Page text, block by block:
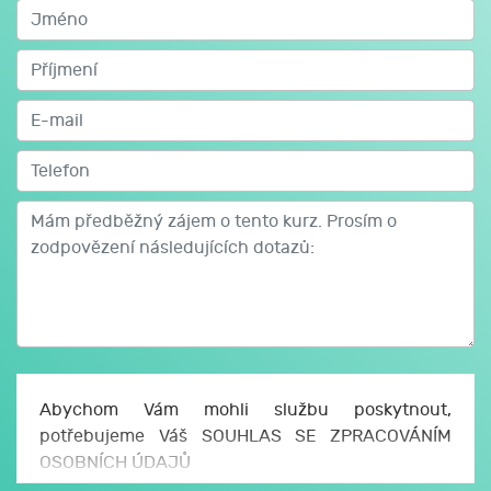
Abychom Vám mohli službu poskytnout,
potřebujeme Váš SOUHLAS SE ZPRACOVÁNÍM
OSOBNÍCH ÚDAJŮ